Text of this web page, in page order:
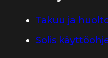
Takuu ja
Solis